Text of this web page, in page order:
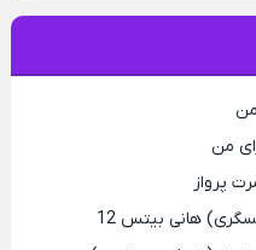
من
پرواز
هانی بیتس 12